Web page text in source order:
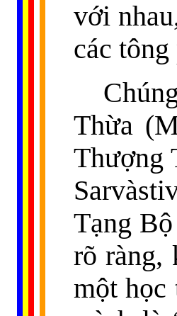
với
các
Thừa
Thượng
Tạng
rõ ràng,
một học